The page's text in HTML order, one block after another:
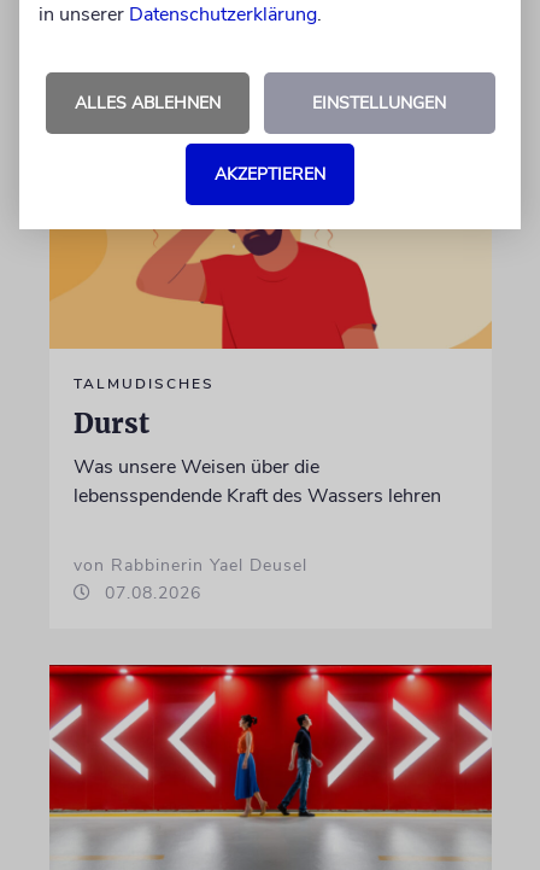
von Rabbiner Daniel Fabian
TALMUDISCHES
Durst
Was unsere Weisen über die
lebensspendende Kraft des Wassers lehren
von Rabbinerin Yael Deusel
07.08.2026
in unserer Datenschutzerklärung.
ALLES ABLEHNEN EINSTELLUNGEN
AKZEPTIEREN